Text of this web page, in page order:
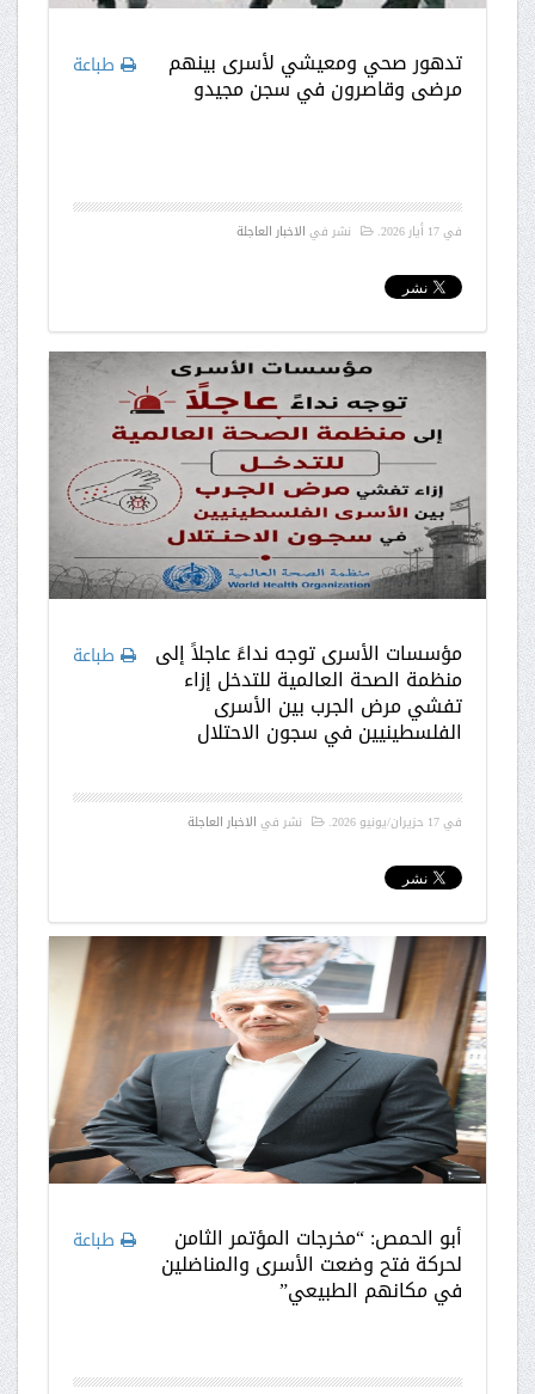
طباعة تدهور صحي ومعيشي لأسرى بينهم
مرضى وقاصرون في سجن مجيدو
في17 أيار 2026 . نشر في الاخبار العاجلة
طباعة مؤسسات الأسرى توجه نداءً عاجلاً إلى
منظمة الصحة العالمية للتدخل إزاء
تفشي مرض الجرب بين الأسرى
الفلسطينيين في سجون الاحتلال
في17 حزيران/يونيو 2026 . نشر في الاخبار العاجلة
طباعة أبو الحمص: “مخرجات المؤتمر الثامن
لحركة فتح وضعت الأسرى والمناضلين
في مكانهم الطبيعي”